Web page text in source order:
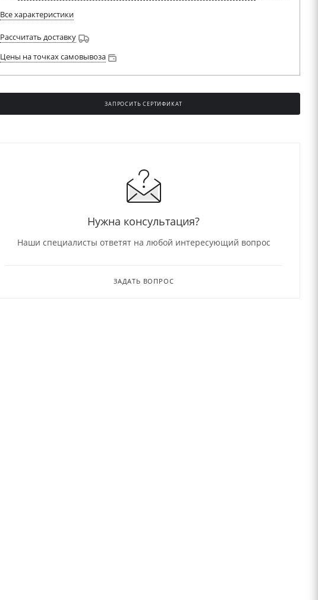
Все характеристики
Рассчитать доставку
Цены на точках самовывоза
ЗАПРОСИТЬ СЕРТИФИКАТ
Нужна консультация?
Наши специалисты ответят на любой интересующий вопрос
ЗАДАТЬ ВОПРОС